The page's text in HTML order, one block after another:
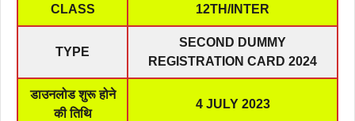
CLASS 12TH/INTER
TYPE
SECOND DUMMY
REGISTRATION CARD 2024
डाउनलोड शुरू होने
की तिथि
4 JULY 2023